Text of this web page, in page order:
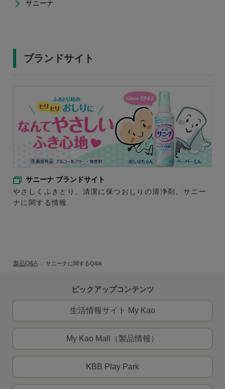
サニーナ
ブランドサイト
サニーナ ブランドサイト
やさしくふきとり、清潔に保つおしりの清浄剤、サニー
ナに関する情報
製品Q&A サニーナに関するQ&A
ピックアップコンテンツ
生活情報サイト My Kao
My Kao Mall（製品情報）
KBB Play Park